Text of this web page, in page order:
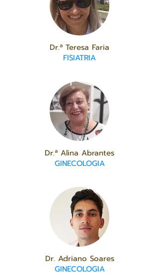
Dr.ª Teresa Faria
FISIATRIA
Dr.ª Alina Abrantes
GINECOLOGIA
Dr. Adriano Soares
GINECOLOGIA